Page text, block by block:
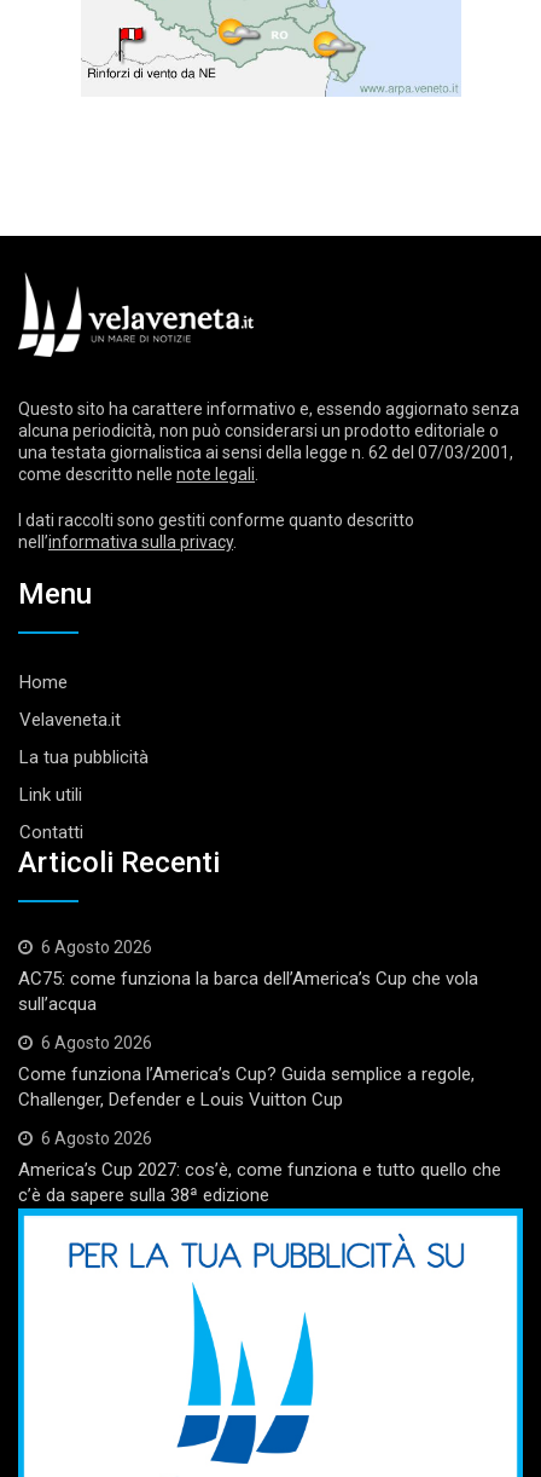
Questo sito ha carattere informativo e, essendo aggiornato senza
alcuna periodicità, non può considerarsi un prodotto editoriale o
una testata giornalistica ai sensi della legge n. 62 del 07/03/2001,
come descritto nelle note legali
I dati raccolti sono gestiti conforme quanto descritto
nell’informativa sulla privacy.
Menu
Home
Velaveneta.it
La tua pubblicità
Link utili
Contatti
Articoli Recenti
6 Agosto 2026
AC75: come funziona la barca dell’America’s Cup che vola
sull’acqua
6 Agosto 2026
Come funziona l’America’s Cup? Guida semplice a regole,
Challenger, Defender e Louis Vuitton Cup
6 Agosto 2026
America’s Cup 2027: cos’è, come funziona e tutto quello che
c’è da sapere sulla 38ª edizione